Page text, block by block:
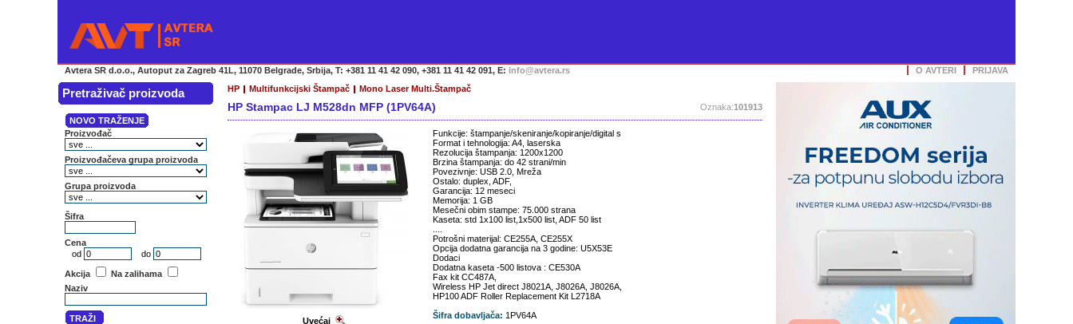
Avtera SR d.o.o., Autoput za Zagreb 41L, 11070 Belgrade, Srbija, T: +381 11 41 42 090, +381 11 41 42 091, E: info@avtera.rs O AVTERI PRIJAVA
Pretraživač proizvoda HP Multifunkcijski Štampač Mono Laser Multi.Štampač
HP Stampac LJ M528dn MFP (1PV64A) Oznaka:101913
Uvećaj
Funkcije: štampanje/skeniranje/kopiranje/digital s
Format i tehnologija: A4, laserska
Rezolucija štampanja: 1200x1200
Brzina štampanja: do 42 strani/min
Povezivnje: USB 2.0, Mreža
Ostalo: duplex, ADF,
Garancija: 12 meseci
Memorija: 1 GB
Mesečni obim stampe: 75.000 strana
Kaseta: std 1x100 list,1x500 list, ADF 50 list
Potrošni materijal: CE255A, CE255X
Opcija dodatna garancija na 3 godine: U5X53E
Dodaci
Dodatna kaseta -500 listova : CE530A
Fax kit CC487A,
Wireless HP Jet direct J8021A, J8026A, J8026A,
HP100 ADF Roller Replacement Kit L2718A
Šifra dobavljača: 1PV64A